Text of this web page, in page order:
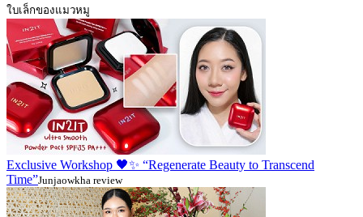
ใบเล็กของแมวหมู
Exclusive Workshop 🖤✨ “Regenerate Beauty to Transcend
Time”Junjaowkha review